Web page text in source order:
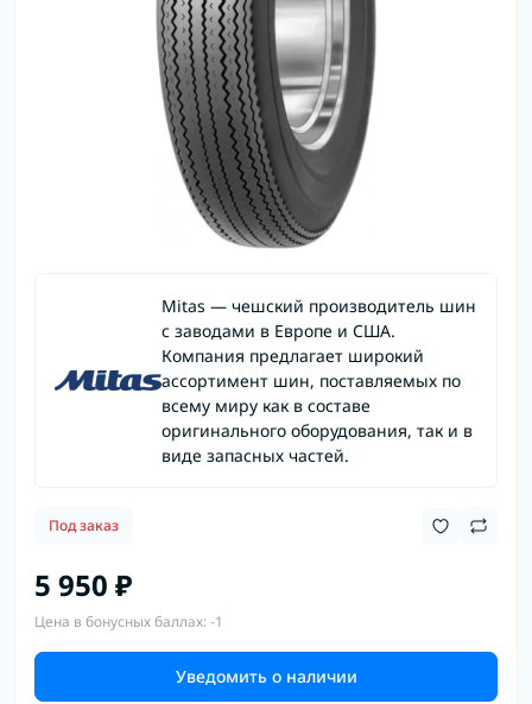
Mitas — чешский производитель шин
с заводами в Европе и США.
Компания предлагает широкий
ассортимент шин, поставляемых по
всему миру как в составе
оригинального оборудования, так и в
виде запасных частей.
Под заказ
5 950 ₽
Цена в бонусных баллах: -1
Уведомить о наличии